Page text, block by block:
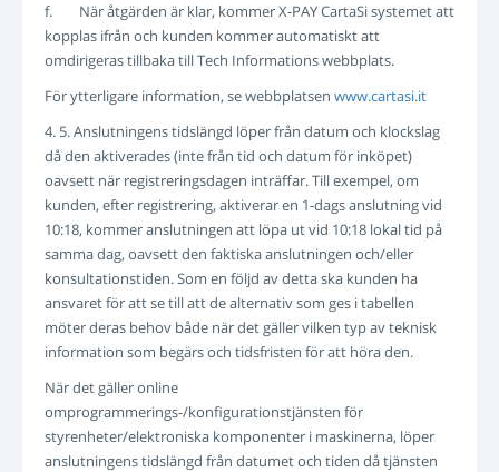
f. När åtgärden är klar, kommer X-PAY CartaSi systemet att
kopplas ifrån och kunden kommer automatiskt att
omdirigeras tillbaka till Tech Informations webbplats.
För ytterligare information, se webbplatsen www.cartasi.it
4. 5. Anslutningens tidslängd löper från datum och klockslag
då den aktiverades (inte från tid och datum för inköpet)
oavsett när registreringsdagen inträffar. Till exempel, om
kunden, efter registrering, aktiverar en 1-dags anslutning vid
10:18, kommer anslutningen att löpa ut vid 10:18 lokal tid på
samma dag, oavsett den faktiska anslutningen och/eller
konsultationstiden. Som en följd av detta ska kunden ha
ansvaret för att se till att de alternativ som ges i tabellen
möter deras behov både när det gäller vilken typ av teknisk
information som begärs och tidsfristen för att höra den.
När det gäller online
omprogrammerings-/konfigurationstjänsten för
styrenheter/elektroniska komponenter i maskinerna, löper
anslutningens tidslängd från datumet och tiden då tjänsten